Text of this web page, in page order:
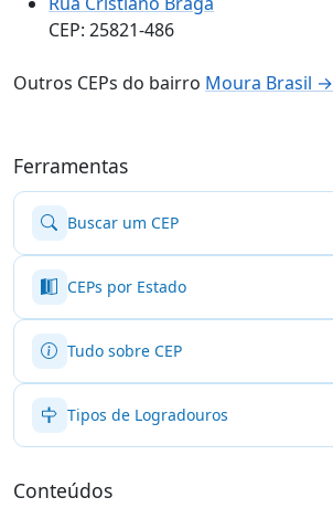
CEP: 25821-486
Outros CEPs do bairro Moura Brasil →
Ferramentas
Buscar um CEP
CEPs por Estado
Tudo sobre CEP
Tipos de Logradouros
Conteúdos